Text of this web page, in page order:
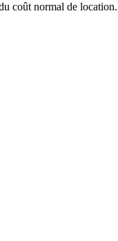
coût normal de location.